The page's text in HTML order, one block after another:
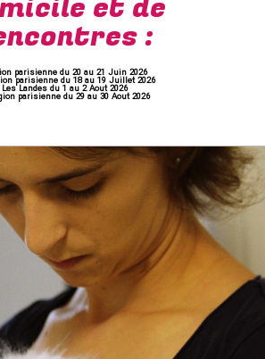
et de
:
parisienne du 20 au 21 Juin 2026
parisienne du 18 au 19 Juillet 2026
Les Landes du 1 au 2 Aout 2026
parisienne du 29 au 30 Aout 2026